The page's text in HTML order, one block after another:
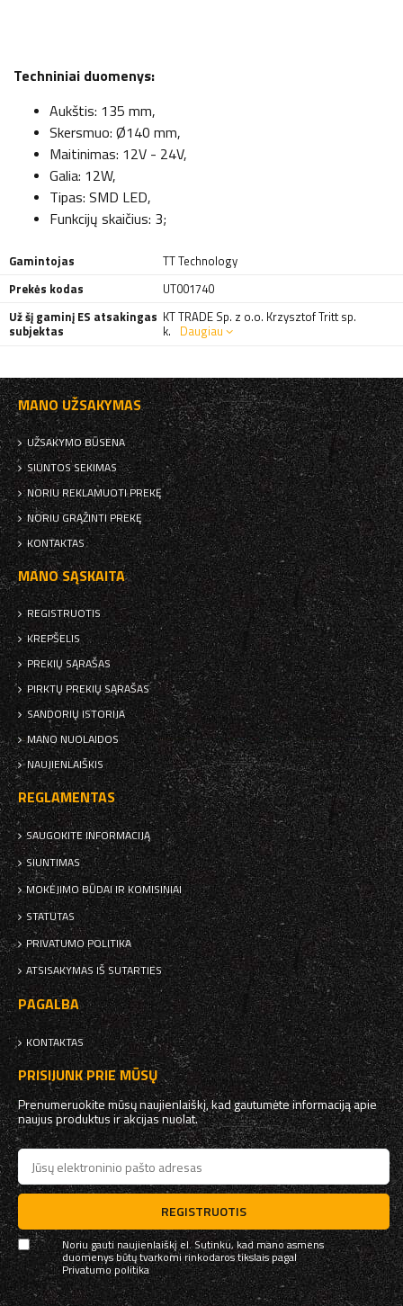
Techniniai duomenys:
Aukštis: 135 mm,
Skersmuo: Ø140 mm,
Maitinimas: 12V - 24V,
Galia: 12W,
Tipas: SMD LED,
Funkcijų skaičius: 3;
Gamintojas
TT Technology
Prekės kodas
UT001740
Už šį gaminį ES atsakingas
subjektas
KT TRADE Sp. z o.o. Krzysztof Tritt sp.
k. Daugiau
MANO UŽSAKYMAS
UŽSAKYMO BŪSENA
SIUNTOS SEKIMAS
NORIU REKLAMUOTI PREKĘ
NORIU GRĄŽINTI PREKĘ
KONTAKTAS
MANO SĄSKAITA
REGISTRUOTIS
KREPŠELIS
PREKIŲ SĄRAŠAS
PIRKTŲ PREKIŲ SĄRAŠAS
SANDORIŲ ISTORIJA
MANO NUOLAIDOS
NAUJIENLAIŠKIS
REGLAMENTAS
SAUGOKITE INFORMACIJĄ
SIUNTIMAS
MOKĖJIMO BŪDAI IR KOMISINIAI
STATUTAS
PRIVATUMO POLITIKA
ATSISAKYMAS IŠ SUTARTIES
PAGALBA
KONTAKTAS
PRISIJUNK PRIE MŪSŲ
Prenumeruokite mūsų naujienlaiškį, kad gautumėte informaciją apie
naujus produktus ir akcijas nuolat.
REGISTRUOTIS
Noriu gauti naujienlaiškį el. Sutinku, kad mano asmens
duomenys būtų tvarkomi rinkodaros tikslais pagal
Privatumo politika